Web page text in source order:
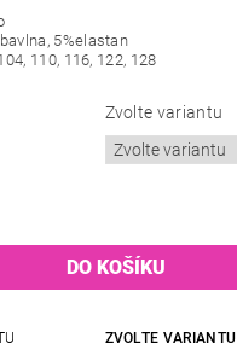
5%elastan
110, 116, 122, 128
Zvolte variantu
ZVOLTE VARIANTU